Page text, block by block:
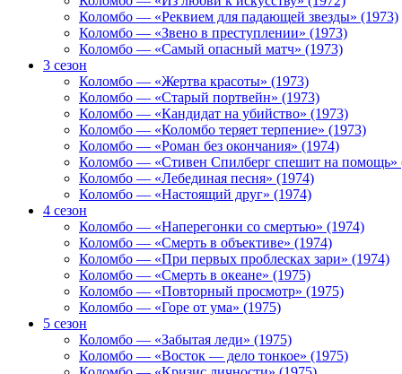
Коломбо — «Реквием для падающей звезды» (1973)
Коломбо — «Звено в преступлении» (1973)
Коломбо — «Самый опасный матч» (1973)
3 сезон
Коломбо — «Жертва красоты» (1973)
Коломбо — «Старый портвейн» (1973)
Коломбо — «Кандидат на убийство» (1973)
Коломбо — «Коломбо теряет терпение» (1973)
Коломбо — «Роман без окончания» (1974)
Коломбо — «Стивен Спилберг спешит на помощь»
Коломбо — «Лебединая песня» (1974)
Коломбо — «Настоящий друг» (1974)
4 сезон
Коломбо — «Наперегонки со смертью» (1974)
Коломбо — «Смерть в объективе» (1974)
Коломбо — «При первых проблесках зари» (1974)
Коломбо — «Смерть в океане» (1975)
Коломбо — «Повторный просмотр» (1975)
Коломбо — «Горе от ума» (1975)
5 сезон
Коломбо — «Забытая леди» (1975)
Коломбо — «Восток — дело тонкое» (1975)